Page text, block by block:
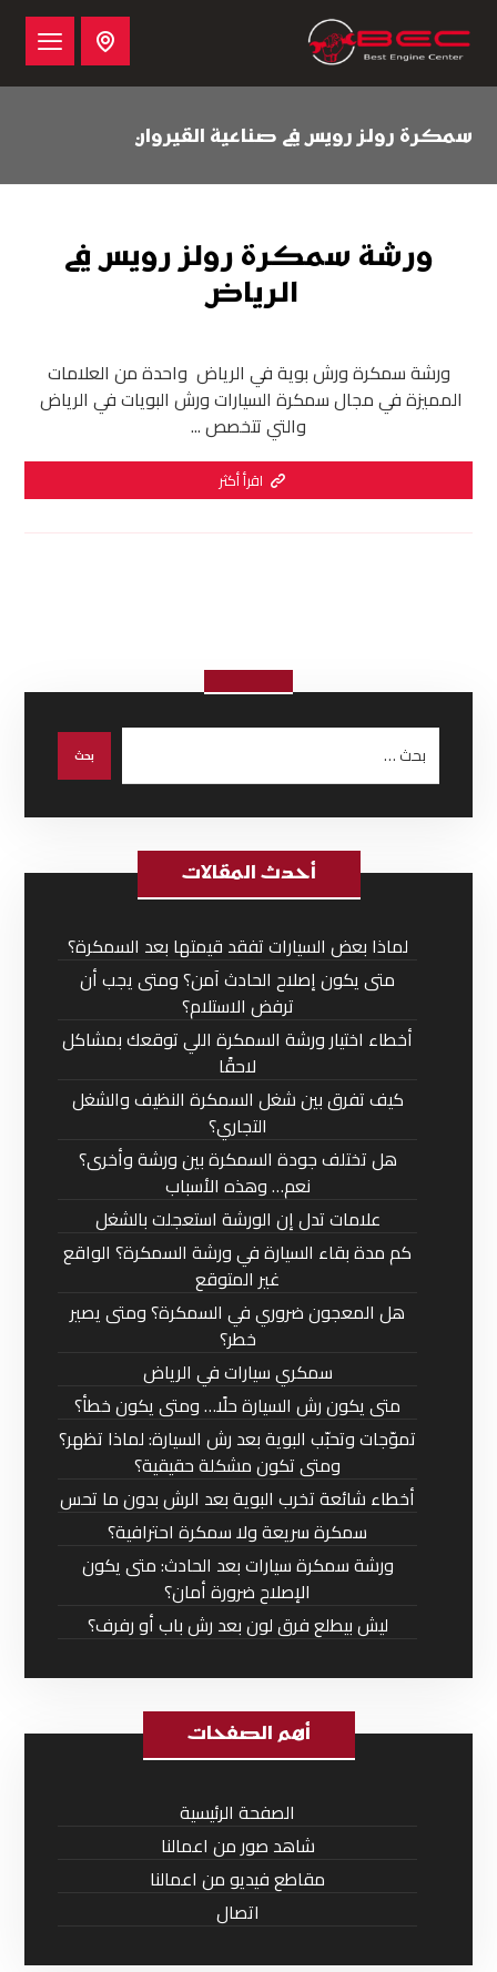
سمكرة رولز رويس في صناعية القيروان
ورشة سمكرة رولز رويس في
الرياض
ورشة سمكرة ورش بوية في الرياض واحدة من العلامات
المميزة في مجال سمكرة السيارات ورش البويات في الرياض
والتي تتخصص ...
اقرأ أكثر
أحدث المقالات
لماذا بعض السيارات تفقد قيمتها بعد السمكرة؟
متى يكون إصلاح الحادث آمن؟ ومتى يجب أن
ترفض الاستلام؟
أخطاء اختيار ورشة السمكرة اللي توقعك بمشاكل
لاحقًا
كيف تفرق بين شغل السمكرة النظيف والشغل
التجاري؟
هل تختلف جودة السمكرة بين ورشة وأخرى؟
نعم… وهذه الأسباب
علامات تدل إن الورشة استعجلت بالشغل
كم مدة بقاء السيارة في ورشة السمكرة؟ الواقع
غير المتوقع
هل المعجون ضروري في السمكرة؟ ومتى يصير
خطر؟
سمكري سيارات في الرياض
متى يكون رش السيارة حلًا… ومتى يكون خطأ؟
تموّجات وتحبّب البوية بعد رش السيارة: لماذا تظهر؟
ومتى تكون مشكلة حقيقية؟
أخطاء شائعة تخرب البوية بعد الرش بدون ما تحس
سمكرة سريعة ولا سمكرة احترافية؟
ورشة سمكرة سيارات بعد الحادث: متى يكون
الإصلاح ضرورة أمان؟
ليش بيطلع فرق لون بعد رش باب أو رفرف؟
أهم الصفحات
الصفحة الرئيسية
شاهد صور من اعمالنا
مقاطع فيديو من اعمالنا
اتصال